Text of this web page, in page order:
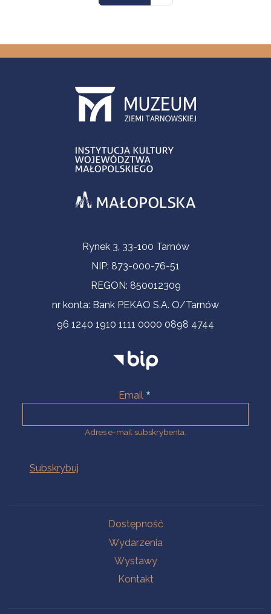
Informacje kontaktoweRynek 3, 33-100 Tarnów
NIP: 873-000-76-51
REGON: 850012309
nr konta: Bank PEKAO S.A. O/Tarnów
96 1240 1910 1111 0000 0898 4744
Email
Adres e-mail subskrybenta.
Dostępność
Wydarzenia
Wystawy
Kontakt